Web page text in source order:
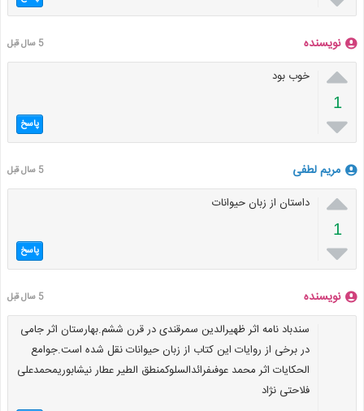
نویسنده 5 سال قبل

1

خوب بود
پاسخ
مریم لطفی 5 سال قبل

1

داستان از زبان حیوانات
پاسخ
نویسنده 5 سال قبل
سندباد نامه اثر ظهیرالدین سمرقندی در قرن ششم.بهارستان اثر جامی
در برخی از روایات این کتاب از زبان حیوانات نقل شده است.جوامع
الحکایات اثر محمد عوفىفرائدالسلوکمنطق الطیر عطار نیشابوریمحمدعلی
فلاحتی نژاد